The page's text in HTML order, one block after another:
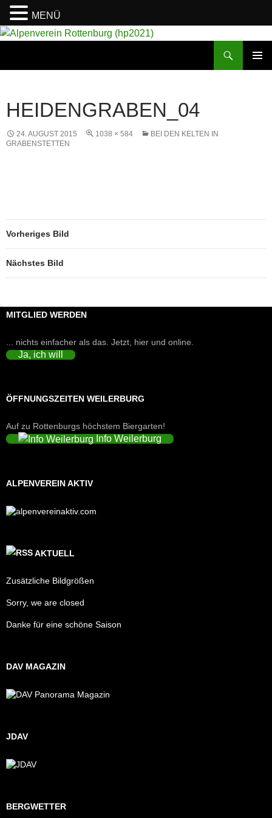
HEIDENGRABEN_04
24. AUGUST 2015 1038 × 584
BEI DEN KELTEN IN
GRABENSTETTEN
Vorheriges Bild
Nächstes Bild
MITGLIED WERDEN
... nichts einfacher als das. Jetzt, hier und online.
Ja, ich will
ÖFFNUNGSZEITEN WEILERBURG
Auf zu Rottenburgs höchstem Biergarten!
Info Weilerburg
ALPENVEREIN AKTIV
AKTUELL
Zusätzliche Bildgrößen
Sorry, we are closed
Danke für eine schöne Saison
DAV MAGAZIN
JDAV
BERGWETTER
MENÜ